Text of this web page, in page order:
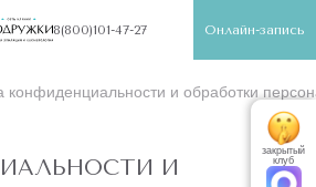
8(800)101-47-27 Онлайн-запись
конфиденциальности и обработки
И
закрытый
клуб